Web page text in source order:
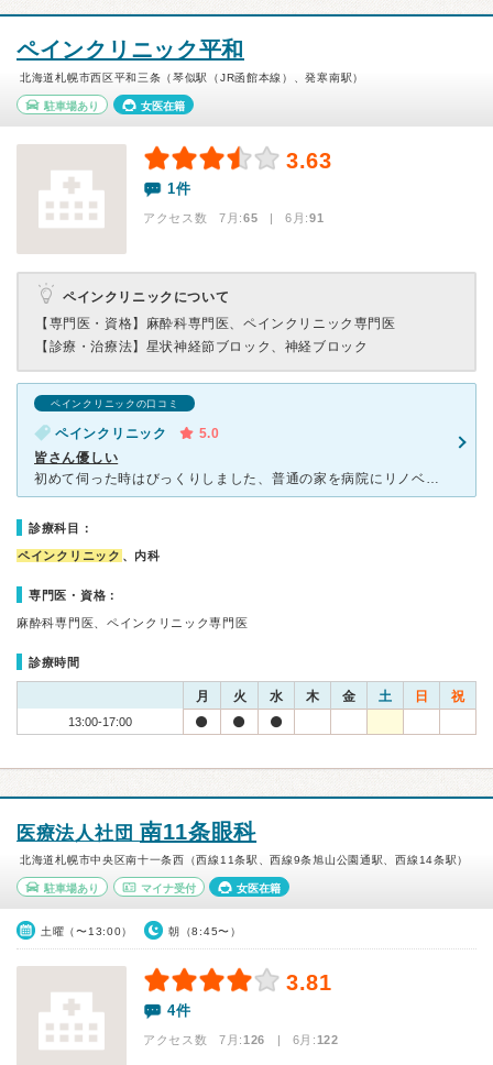
ペインクリニック平和
北海道札幌市西区平和三条（琴似駅（JR函館本線）、発寒南駅）
駐車場あり 女医在籍
3.63
1件
アクセス数 7月:65 | 6月:91
ペインクリニックについて
【専門医・資格】 麻酔科専門医、ペインクリニック専門医
【診療・治療法】 星状神経節ブロック、神経ブロック
ペインクリニックの口コミ
ペインクリニック
5.0
皆さん優しい
初めて伺った時はびっくりしました、普通の家を病院にリノベーションしているので。 逆にこのリノベーションはアットホームな感じでとても好きです。 予約して行っても待たされます、一人ひとりにきちんと
診療科目：
ペインクリニック 、内科
専門医・資格：
麻酔科専門医、ペインクリニック専門医
診療時間
月 火 水 木 金 土 日 祝
13:00-17:00
医療法人社団 南11条眼科
北海道札幌市中央区南十一条西（西線11条駅、西線9条旭山公園通駅、西線14条駅）
駐車場あり マイナ受付 女医在籍
土曜（〜13:00） 朝（8:45〜）
3.81
4件
アクセス数 7月:126 | 6月:122